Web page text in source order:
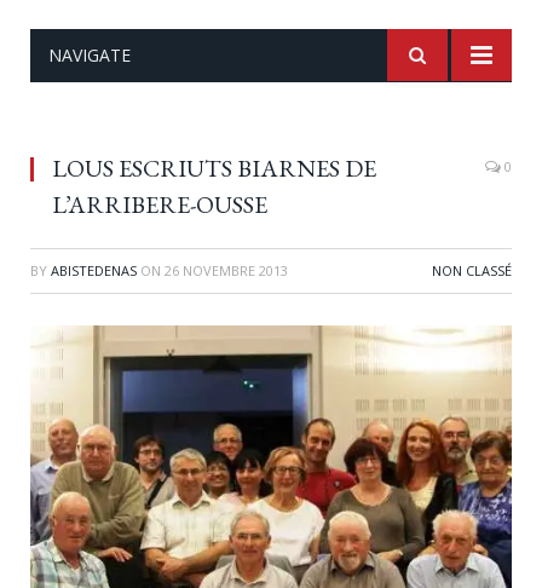
NAVIGATE
LOUS ESCRIUTS BIARNES DE
L’ARRIBERE-OUSSE
0
BY ABISTEDENAS ON 26 NOVEMBRE 2013 NON CLASSÉ